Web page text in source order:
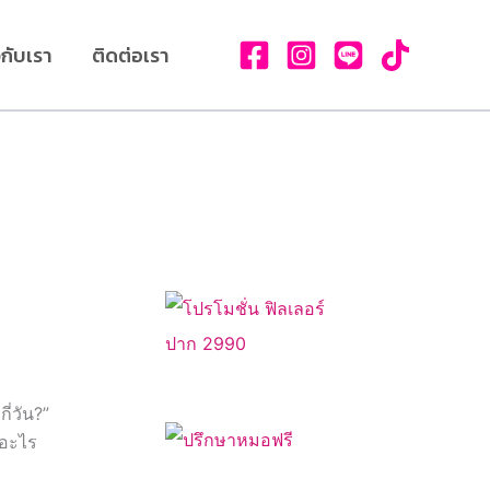
บเรา ติดต่อเรา
วัน?”
ะไร